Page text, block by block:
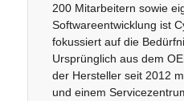
200 Mitarbeitern sowie
Softwareentwicklung ist
fokussiert auf die
Ursprünglich aus dem
der Hersteller seit 2012
und einem